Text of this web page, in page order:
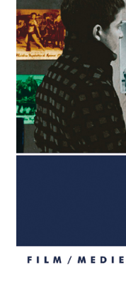
Aktuelles
Verlag
Handel
Service
Newsletter